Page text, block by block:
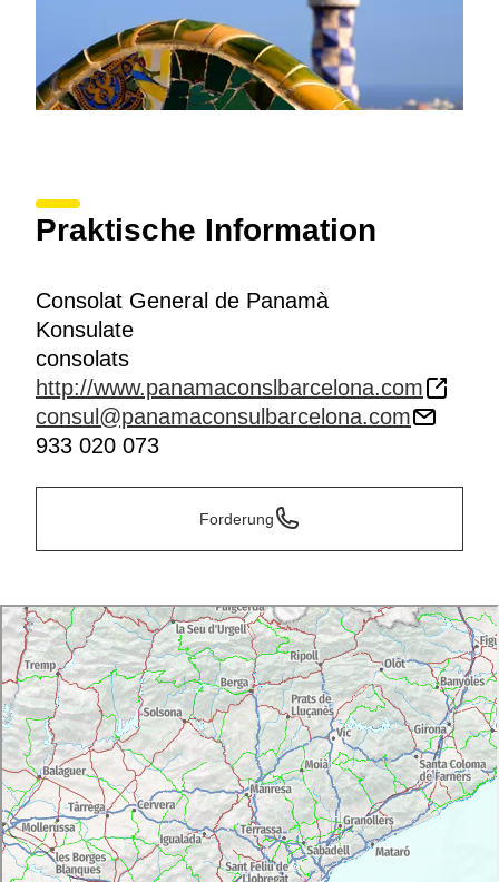
Praktische Information
Consolat General de Panamà
Konsulate
consolats
http://www.panamaconslbarcelona.com
consul@panamaconsulbarcelona.com
933 020 073
Forderung